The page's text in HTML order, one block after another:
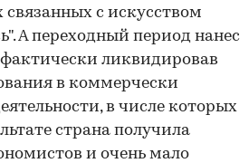
с искусством
А переходный период нанес
ликвидировав
в коммерчески
в числе которых
страна получила
и очень мало